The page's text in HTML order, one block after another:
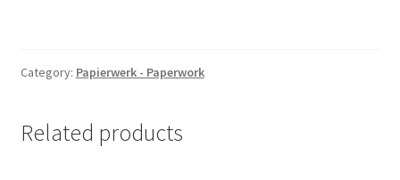
Category: Papierwerk - Paperwork
Related products